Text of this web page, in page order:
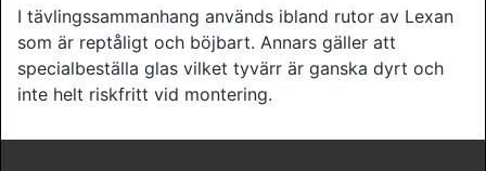
I tävlingssammanhang används ibland rutor av Lexan
som är reptåligt och böjbart. Annars gäller att
specialbeställa glas vilket tyvärr är ganska dyrt och
inte helt riskfritt vid montering.